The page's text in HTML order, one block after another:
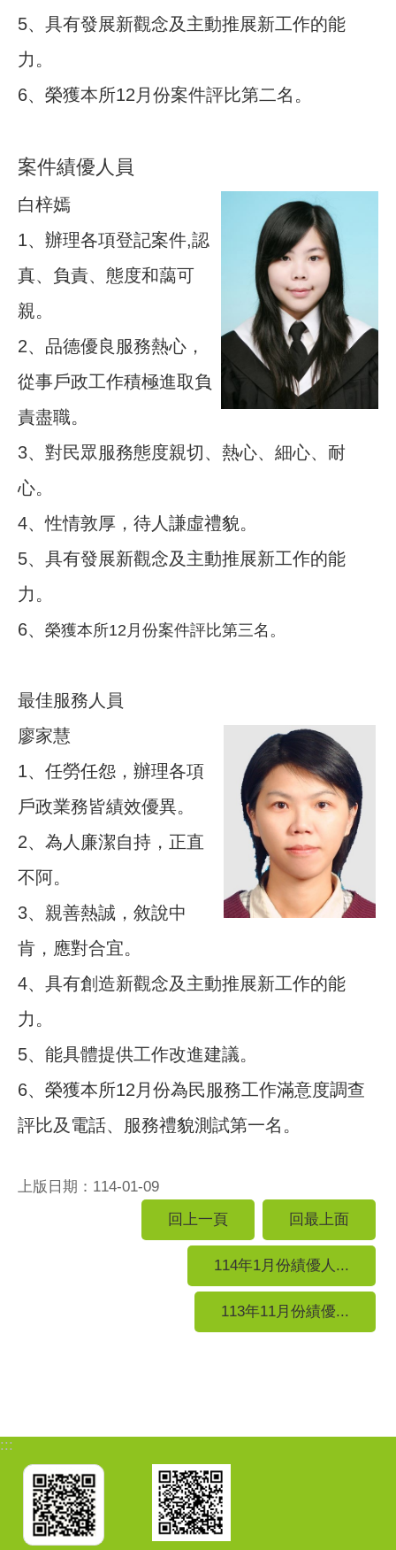
5、具有發展新觀念及主動推展新工作的能
力。
6、榮獲本所12月份案件評比第二名。
案件績優人員
白梓嫣
1、辦理各項登記案件,認
真、負責、態度和藹可
親。
2、品德優良服務熱心，
從事戶政工作積極進取負
責盡職。
3、對民眾服務態度親切、熱心、細心、耐
心。
4、性情敦厚，待人謙虛禮貌。
5、具有發展新觀念及主動推展新工作的能
力。
6、 榮獲本所12月份案件評比第三名。
最佳服務人員
廖家慧
1、任勞任怨，辦理各項
戶政業務皆績效優異。
2、為人廉潔自持，正直
不阿。
3、親善熱誠，敘說中
肯，應對合宜。
4、具有創造新觀念及主動推展新工作的能
力。
5、能具體提供工作改進建議。
6、榮獲本所12月份為民服務工作滿意度調查
評比及電話、服務禮貌測試第一名。
上版日期：114-01-09
回上一頁
回最上面
114年1月份績優人...
113年11月份績優...
:::